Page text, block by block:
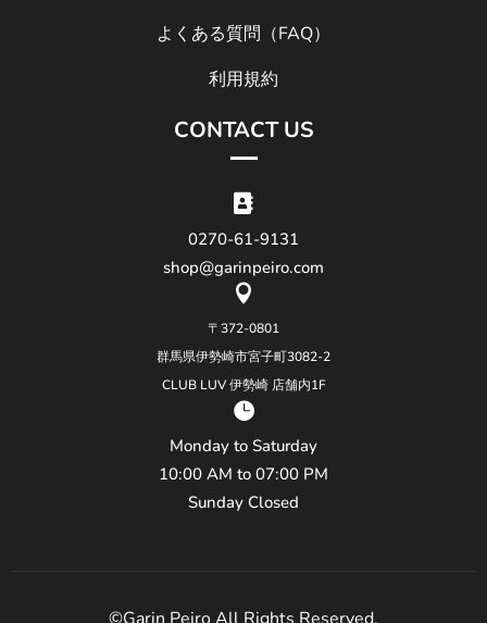
よくある質問（FAQ）
利用規約
CONTACT US

0270-61-9131
shop@garinpeiro.com

〒372-0801
群馬県伊勢崎市宮子町3082-2
CLUB LUV 伊勢崎 店舗内1F

Monday to Saturday
10:00 AM to 07:00 PM
Sunday Closed